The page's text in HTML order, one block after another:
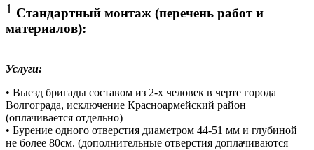
1 Стандартный монтаж (перечень работ и
материалов):
Услуги:
• Выезд бригады составом из 2-х человек в черте города
Волгограда, исключение Красноармейский район
(оплачивается отдельно)
• Бурение одного отверстия диаметром 44-51 мм и глубиной
не более 80см. (дополнительные отверстия доплачиваются